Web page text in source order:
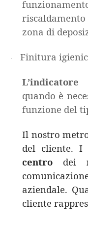
zona di
· Finitura
L’indicatore
quando è
funzione del
Il nostro
del cliente. I
centrodei
aziendale.
cliente